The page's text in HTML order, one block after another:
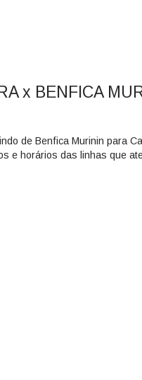
x BENFICA
de Benfica Murinin para
e horários das linhas que